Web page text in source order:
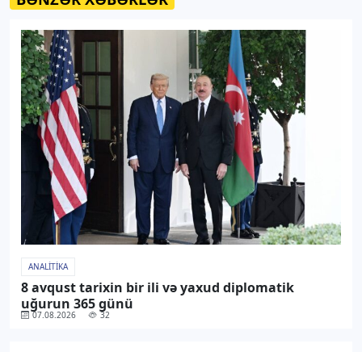
ANALITIKA
8 avqust tarixin bir ili və yaxud diplomatik
uğurun 365 günü
07.08.2026 32